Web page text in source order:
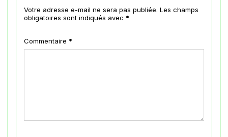
Votre adresse e-mail ne sera pas publiée. Les champs
obligatoires sont indiqués avec *
Commentaire *